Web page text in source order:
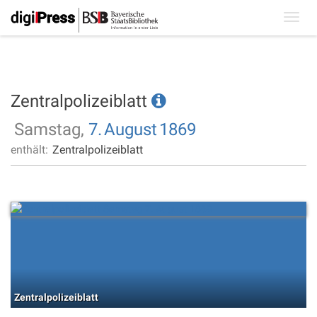
Zentralpolizeiblatt
Samstag, 7.August 1869
enthält: Zentralpolizeiblatt
Zentralpolizeiblatt